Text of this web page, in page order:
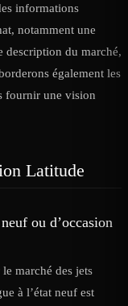
informations
notamment une
description du marché,
également les
fournir une vision
Latitude
ou d’occasion
marché des jets
à l’état neuf est